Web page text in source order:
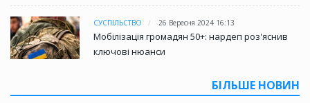
СУСПІЛЬСТВО 26 Вересня 2024 16:13
Мобілізація громадян 50+: нардеп роз'яснив
ключові нюанси
БІЛЬШЕ НОВИН